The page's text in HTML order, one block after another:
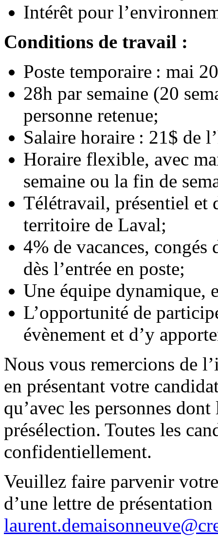
Intérêt pour
Conditions de travail :
Poste temporaire : mai
28h par semaine (20
personne retenue;
Salaire horaire : 21$ de
Horaire flexible, avec
semaine ou la fin de
Télétravail, présentiel et
territoire de Laval;
4% de vacances, congés
dès l’entrée en poste;
Une équipe dynamique,
L’opportunité de
évènement et d’y
Nous vous remercions de
en présentant votre
qu’avec les personnes
présélection. Toutes les
confidentiellement.
Veuillez faire parvenir
d’une lettre de